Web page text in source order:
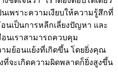
นเพราะความเงียบให้ความรู้สึกที่
นเป็นการหลีกเลี่ยงปัญหา และ
นเราสามารถควบคุม
มย้อนแย้งที่เกิดขึ้น โดยยิ่งคุณ
ที่จะเกิดความผิดพลาดก็ยิ่งสูงขึ้น